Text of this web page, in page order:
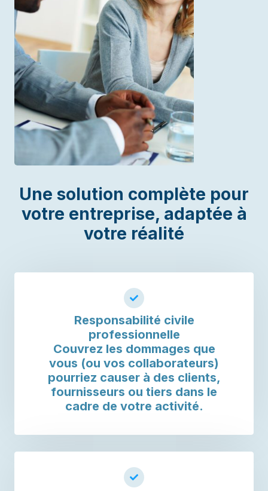
Une solution complète pour
votre entreprise, adaptée à
votre réalité
Responsabilité civile
professionnelle
Couvrez les dommages que
vous (ou vos collaborateurs)
pourriez causer à des clients,
fournisseurs ou tiers dans le
cadre de votre activité.